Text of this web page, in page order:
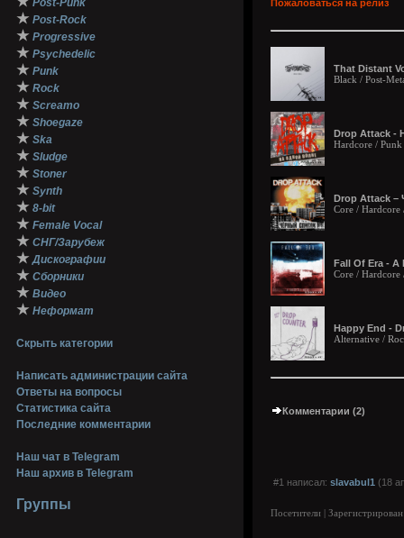
Post-Punk
★ Post-Rock
★ Progressive
★ Psychedelic
★ Punk
★ Rock
★ Screamo
★ Shoegaze
★ Ska
★ Sludge
★ Stoner
★ Synth
★ 8-bit
★ Female Vocal
★ СНГ/Зарубеж
★ Дискографии
★ Сборники
★ Видео
★ Неформат
Скрыть категории
Написать администрации сайта
Ответы на вопросы
Статистика сайта
Последние комментарии
Наш чат в Telegram
Наш архив в Telegram
Группы
Пожаловаться на релиз
That Distant
Black / Post-
Drop Attack -
Hardcore / Punk
Drop Attack –
Core / Hardcore
Fall Of Era - A
Core / Hardcore
Happy End -
Alternative /
Комментарии (2)
#1 написал: slavabul1 (18
Посетители |